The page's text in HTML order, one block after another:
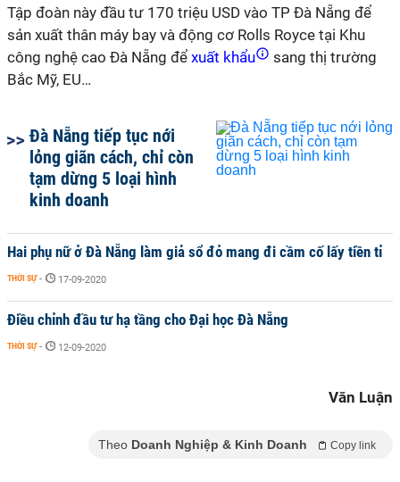
Tập đoàn này đầu tư 170 triệu USD vào TP Đà Nẵng để
sản xuất thân máy bay và động cơ Rolls Royce tại Khu
công nghệ cao Đà Nẵng để xuất khẩu
sang thị trường
Bắc Mỹ, EU…
Đà Nẵng tiếp tục nới
lỏng giãn cách, chỉ còn
tạm dừng 5 loại hình
kinh doanh
Hai phụ nữ ở Đà Nẵng làm giả sổ đỏ mang đi cầm cố lấy tiền tỉ
THỜI SỰ - 17-09-2020
Điều chỉnh đầu tư hạ tầng cho Đại học Đà Nẵng
THỜI SỰ - 12-09-2020
Văn Luận
Theo Doanh Nghiệp & Kinh Doanh Copy link